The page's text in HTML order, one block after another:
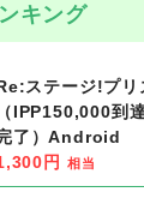
キング
ステージ!プリ
（IPP150,000到
了）Android
円
相当